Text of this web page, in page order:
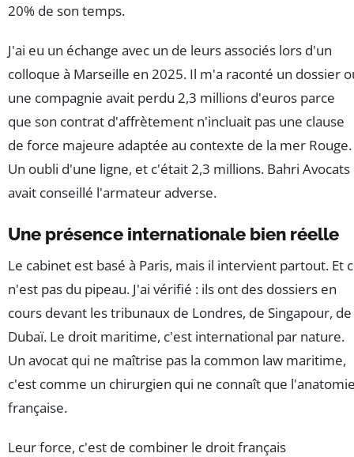
20% de son temps.
J'ai eu un échange avec un de leurs associés lors d'un
colloque à Marseille en 2025. Il m'a raconté un dossier
une compagnie avait perdu 2,3 millions d'euros parce
que son contrat d'affrètement n'incluait pas une clause
de force majeure adaptée au contexte de la mer Rouge.
Un oubli d'une ligne, et c'était 2,3 millions. Bahri Avocats
avait conseillé l'armateur adverse.
Une présence internationale bien réelle
Le cabinet est basé à Paris, mais il intervient partout. Et
n'est pas du pipeau. J'ai vérifié : ils ont des dossiers en
cours devant les tribunaux de Londres, de Singapour, de
Dubaï. Le droit maritime, c'est international par nature.
Un avocat qui ne maîtrise pas la common law maritime,
c'est comme un chirurgien qui ne connaît que
française.
Leur force, c'est de combiner le droit français